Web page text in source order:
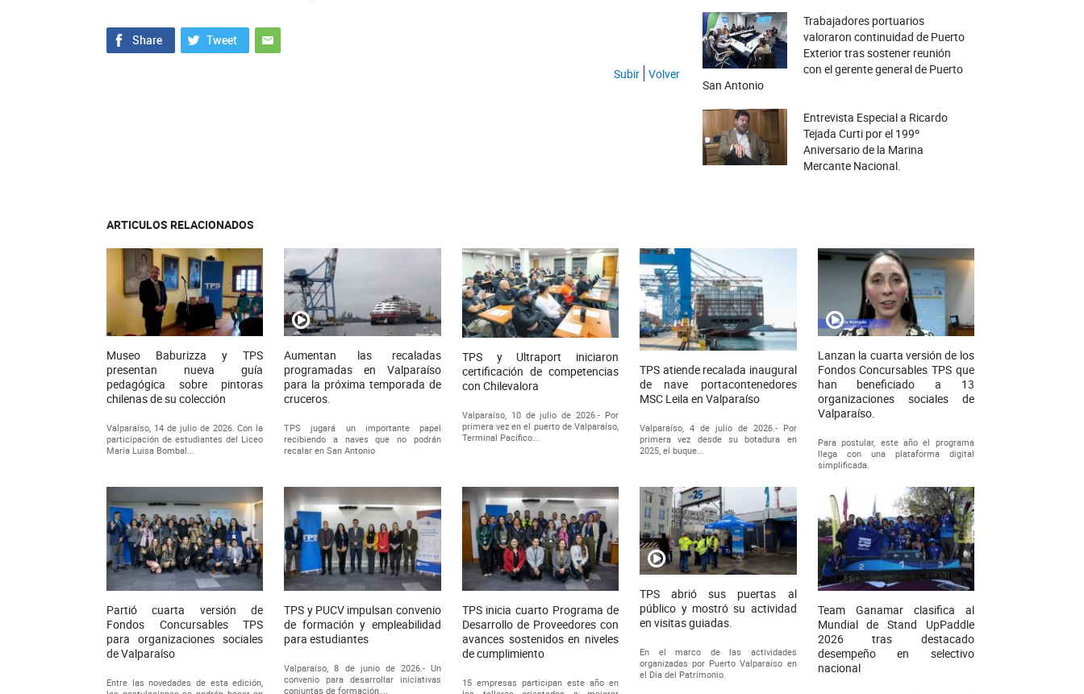
Subir Volver
Trabajadores portuarios
valoraron continuidad de Puerto
Exterior tras sostener reunión
con el gerente general de Puerto
San Antonio
Entrevista Especial a Ricardo
Tejada Curti por el 199º
Aniversario de la Marina
Mercante Nacional.
ARTICULOS RELACIONADOS
Museo Baburizza y TPS
presentan nueva guía
pedagógica sobre pintoras
chilenas de su colección
Valparaíso, 14 de julio de 2026. Con la
participación de estudiantes del Liceo
María Luisa Bombal...
Aumentan las recaladas
programadas en Valparaíso
para la próxima temporada de
cruceros.
TPS jugará un importante papel
recibiendo a naves que no podrán
recalar en San Antonio
TPS y Ultraport iniciaron
certificación de competencias
con Chilevalora
Valparaíso, 10 de julio de 2026.- Por
primera vez en el puerto de Valparaíso,
Terminal Pacífico...
TPS atiende recalada inaugural
de nave portacontenedores
MSC Leila en Valparaíso
Valparaíso, 4 de julio de 2026.- Por
primera vez desde su botadura en
2025, el buque...
Lanzan la cuarta versión de los
Fondos Concursables TPS que
han beneficiado a 13
organizaciones sociales de
Valparaíso.
Para postular, este año el programa
llega con una plataforma digital
simplificada.
Partió cuarta versión de
Fondos Concursables TPS
para organizaciones sociales
de Valparaíso
Entre las novedades de esta edición,
TPS y PUCV impulsan convenio
de formación y empleabilidad
para estudiantes
Valparaíso, 8 de junio de 2026.- Un
convenio para desarrollar iniciativas
conjuntas de formación,...
TPS inicia cuarto Programa de
Desarrollo de Proveedores con
avances sostenidos en niveles
de cumplimiento
15 empresas participan este año en
TPS abrió sus puertas al
público y mostró su actividad
en visitas guiadas.
En el marco de las actividades
organizadas por Puerto Valparaíso en
el Día del Patrimonio.
Team Ganamar clasifica al
Mundial de Stand UpPaddle
2026 tras destacado
desempeño en selectivo
nacional